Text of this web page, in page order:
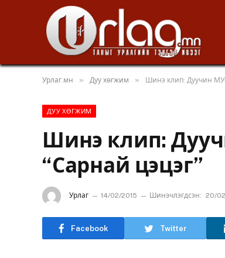
Урлаг.мн » Дуу хөгжим » Шинэ клип: Дуучин
ДУУ ХӨГЖИМ
Шинэ клип:
“Сарнай цэцэг”
Урлаг 14/02/2015 Шинэчлэгдсэн: 20/
Facebook Twitter